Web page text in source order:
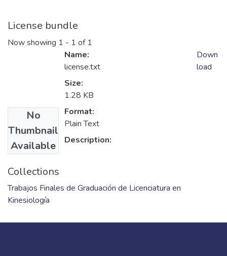
License bundle
Now showing 1 - 1 of 1
No
Thumbnail
Available
Name:
license.txt
Size:
1.28 KB
Format:
Plain Text
Description:
Down
load
Collections
Trabajos Finales de Graduación de Licenciatura en
Kinesiología